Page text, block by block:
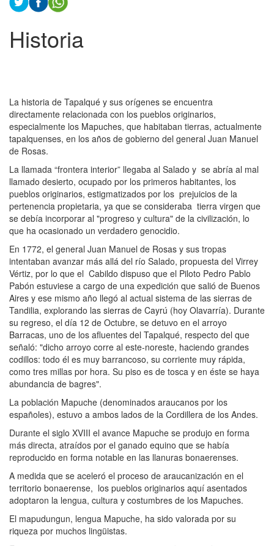
Historia
La historia de Tapalqué y sus orígenes se encuentra
directamente relacionada con los pueblos originarios,
especialmente los Mapuches, que habitaban tierras, actualmente
tapalquenses, en los años de gobierno del general Juan Manuel
de Rosas.
La llamada “frontera interior” llegaba al Salado y se abría al mal
llamado desierto, ocupado por los primeros habitantes, los
pueblos originarios, estigmatizados por los prejuicios de la
pertenencia propietaria, ya que se consideraba tierra virgen que
se debía incorporar al "progreso y cultura" de la civilización, lo
que ha ocasionado un verdadero genocidio.
En 1772, el general Juan Manuel de Rosas y sus tropas
intentaban avanzar más allá del río Salado, propuesta del Virrey
Vértiz, por lo que el Cabildo dispuso que el Piloto Pedro Pablo
Pabón estuviese a cargo de una expedición que salió de Buenos
Aires y ese mismo año llegó al actual sistema de las sierras de
Tandilia, explorando las sierras de Cayrú (hoy Olavarría). Durante
su regreso, el día 12 de Octubre, se detuvo en el arroyo
Barracas, uno de los afluentes del Tapalqué, respecto del que
señaló: "dicho arroyo corre al este-noreste, haciendo grandes
codillos: todo él es muy barrancoso, su corriente muy rápida,
como tres millas por hora. Su piso es de tosca y en éste se haya
abundancia de bagres".
La población Mapuche (denominados araucanos por los
españoles), estuvo a ambos lados de la Cordillera de los Andes.
Durante el siglo XVIII el avance Mapuche se produjo en forma
más directa, atraídos por el ganado equino que se había
reproducido en forma notable en las llanuras bonaerenses.
A medida que se aceleró el proceso de araucanización en el
territorio bonaerense, los pueblos originarios aquí asentados
adoptaron la lengua, cultura y costumbres de los Mapuches.
El mapudungun, lengua Mapuche, ha sido valorada por su
riqueza por muchos lingüistas.